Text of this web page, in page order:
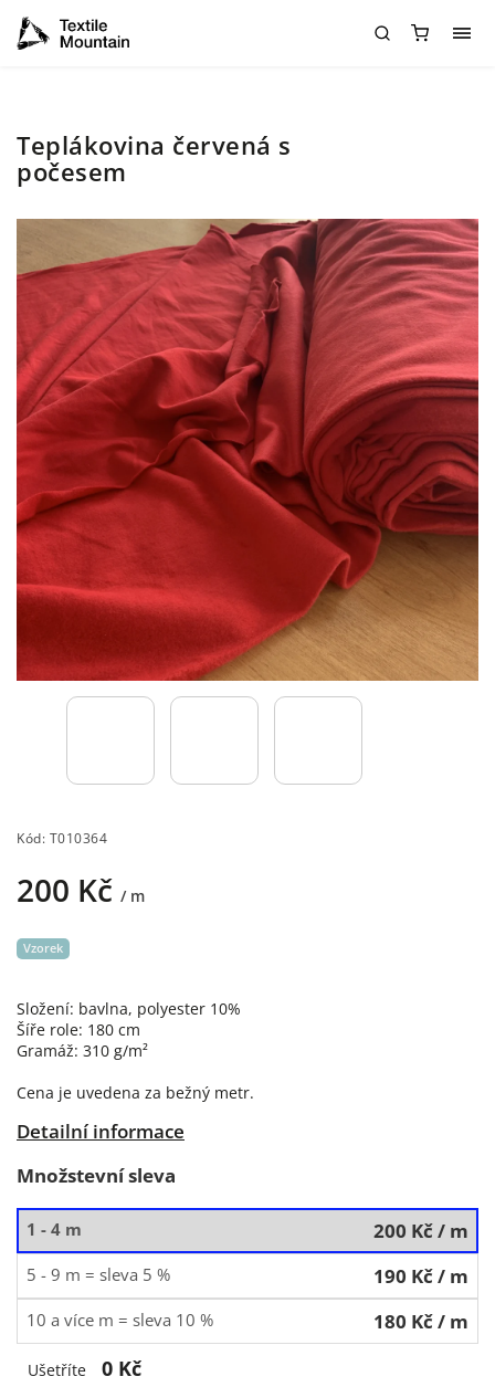
Teplákovina červená s
počesem
Kód: T010364
200 Kč / m
Složení: bavlna, polyester 10%
Šíře role: 180 cm
Gramáž: 310 g/m²
Cena je uvedena za bežný metr.
Detailní informace
Vzorek
Množstevní sleva
1 - 4 m 200 Kč/ m
5 - 9 m = sleva 5 % 190 Kč/ m
10 a více m = sleva 10 % 180 Kč/ m
Ušetříte
0 Kč